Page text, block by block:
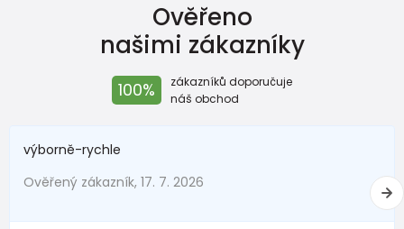
Ověřeno
našimi zákazníky
100%
zákazníků doporučuje
náš obchod
výborně-rychle
Ověřený zákazník, 17. 7. 2026